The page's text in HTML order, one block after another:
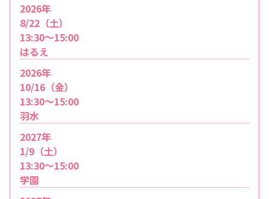
2026年
8/22（土）
13:30～15:00
はるえ
2026年
10/16（金）
13:30～15:00
羽水
2027年
1/9（土）
13:30～15:00
学園